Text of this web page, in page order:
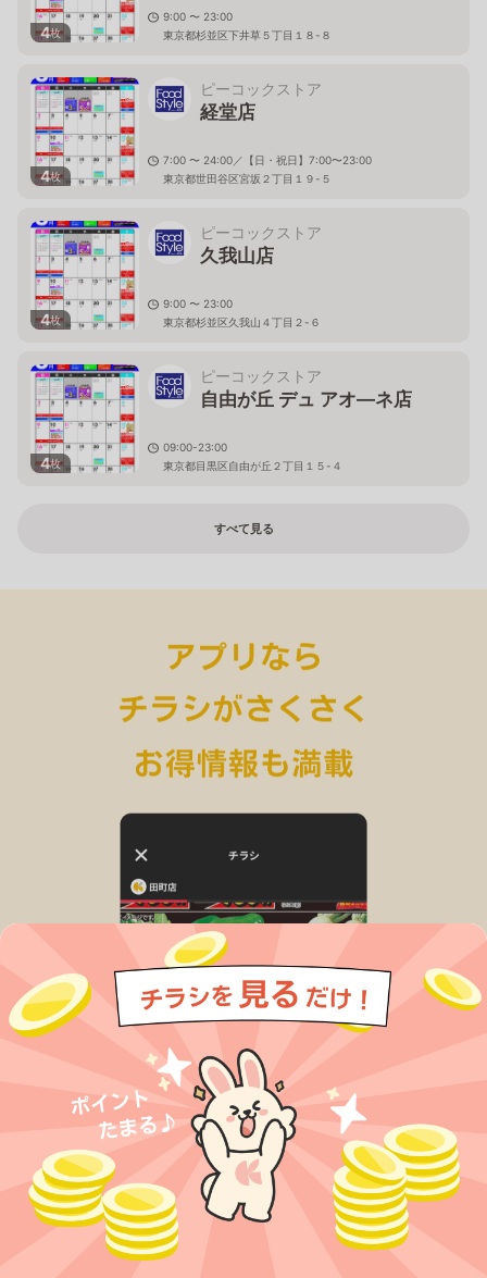
4枚
9:00 〜 23:00
東京都杉並区下井草５丁目１８-８
4枚
ピーコックストア
経堂店
7:00 〜 24:00／【日・祝日】7:00〜23:00
東京都世田谷区宮坂２丁目１９-５
4枚
ピーコックストア
久我山店
9:00 〜 23:00
東京都杉並区久我山４丁目２-６
4枚
ピーコックストア
自由が丘 デュ アオ―ネ店
09:00-23:00
東京都目黒区自由が丘２丁目１５-４
すべて見る